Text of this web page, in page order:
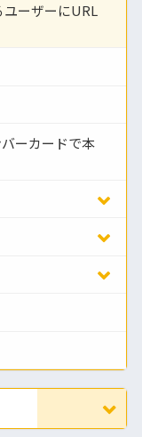
ーザーにURL
ーカードで本